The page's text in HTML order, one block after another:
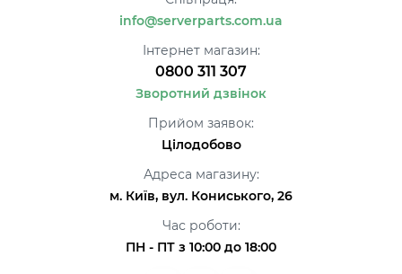
info@serverparts.com.ua
Інтернет магазин:
0800 311 307
Зворотний дзвінок
Прийом заявок:
Цілодобово
Адреса магазину:
м. Київ, вул. Кониського, 26
Час роботи:
ПН - ПТ з 10:00 до 18:00